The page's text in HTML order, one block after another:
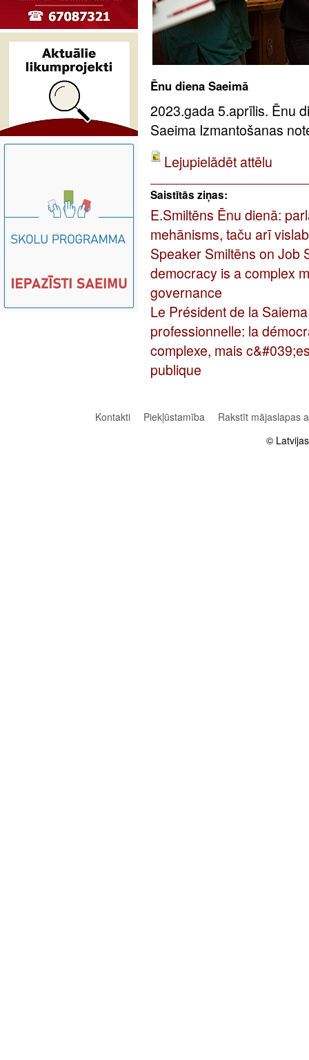
Ēnu diena Saeimā
2023.gada 5.aprīlis. Ēnu
Saeima Izmantošanas
Lejupielādēt attēlu
Saistītās ziņas:
E.Smiltēns Ēnu dienā:
mehānisms, taču arī
Speaker Smiltēns on Job
democracy is a complex
governance
Le Président de la
professionnelle: la
complexe, mais
publique
Kontakti Piekļūstamība
Rakstīt mājaslapas
©